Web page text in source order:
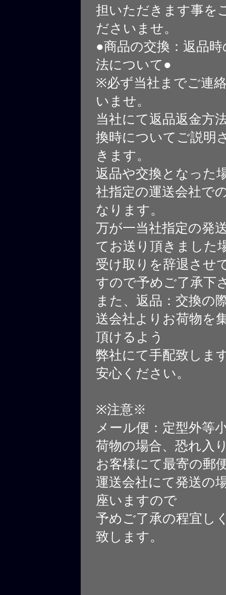
担いただきます事を
ださいませ。
●商品の交換：返品
法について●
※必ず当社までご連
いませ。
当社にて返品返金方
換時についてご説明
きます。
返品や交換となった
社指定の運送会社で
なります。
万が一当社指定の発
てお送り頂きました
受け取りを辞退させ
すので予めご了承下
また、返品：交換の
送会社よりお荷物を
頂けるよう
弊社にて手配致しま
安心ください。
※注意※
メール便：定型外等
荷物の場合、恐れ入
お客様にて最寄の郵
運送会社にて発送の
座いますので
予めご了承の程宜し
致します。